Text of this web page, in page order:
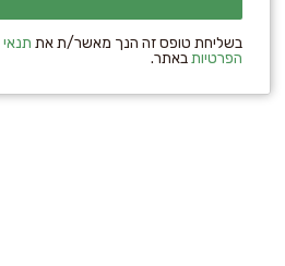
בשליחת טופס זה הנך מאשר/ת את
הפרטיותבאתר.